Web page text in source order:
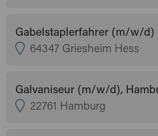
Gabelstaplerfahrer (m/w/d)
64347 Griesheim Hess
Galvaniseur (m/w/d),
22761 Hamburg